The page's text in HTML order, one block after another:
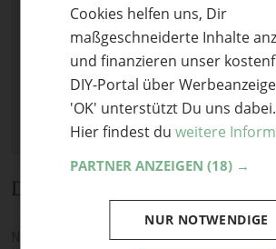
Keine Datei ausgewählt
Maximale Dateigröße: 8 MB.
Bild.
Diskussion
Noch keine Kommentare — sei die Erste oder
Cookies helfen uns, Dir
maßgeschneiderte Inhalte
und finanzieren unser
DIY-Portal über
'OK' unterstützt Du uns dabei.
Hier findest du weitere
PARTNER ANZEIGEN (18) →
NUR NOTWENDIGE